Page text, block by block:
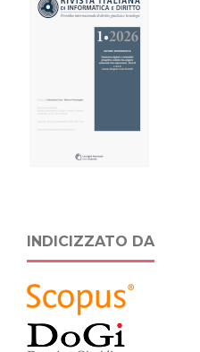
INDICIZZATO DA